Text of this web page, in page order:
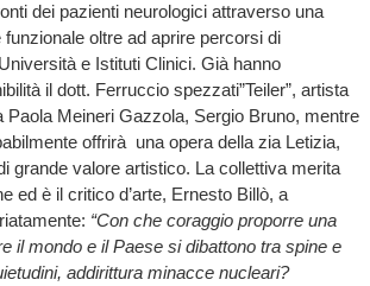
dei pazienti neurologici attraverso una
oltre ad aprire percorsi di
e Istituti Clinici. Già hanno
il dott. Ferruccio spezzati”Teiler”, artista
Paola Meineri Gazzola, Sergio Bruno, mentre
offrirà una opera della zia Letizia,
grande valore artistico. La collettiva merita
ed è il critico d’arte, Ernesto Billò, a
“Con che coraggio proporre una
il mondo e il Paese si dibattono tra spine e
addirittura minacce nucleari?